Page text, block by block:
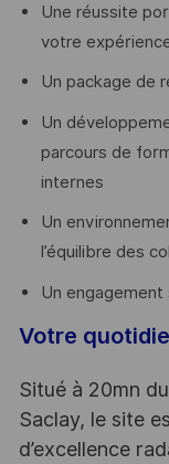
Une réussite
votre
Un package de
Un
parcours de
internes
Un
l’équilibre des
Un
Votre
Situé à 20mn
Saclay, le site
d’excellence